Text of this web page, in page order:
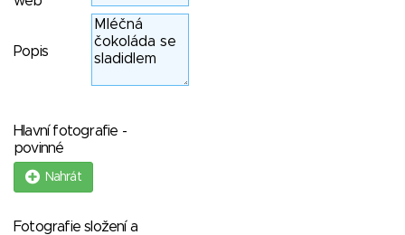
Popis
Hlavní fotografie -
povinné
Nahrát
Fotografie složení a